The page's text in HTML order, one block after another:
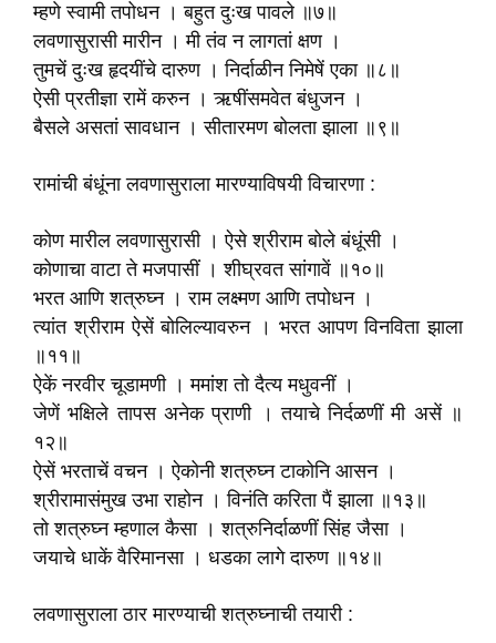
म्हणे स्वामी तपोधन । बहुत दुःख पावले ॥७॥
लवणासुरासी मारीन । मी तंव न लागतां क्षण ।
तुमचें दुःख हृदयींचे दारुण । निर्दाळीन निमेषें एका ॥८॥
ऐसी प्रतीज्ञा रामें करुन । ऋषींसमवेत बंधुजन ।
बैसले असतां सावधान । सीतारमण बोलता झाला ॥९॥
रामांची बंधूंना लवणासुराला मारण्याविषयी विचारणा :
कोण मारील लवणासुरासी । ऐसे श्रीराम बोले बंधूंसी ।
कोणाचा वाटा ते मजपासीं । शीघ्रवत सांगावें ॥१०॥
भरत आणि शत्रुघ्न । राम लक्ष्मण आणि तपोधन ।
त्यांत श्रीराम ऐसें बोलिल्यावरुन । भरत आपण विनविता झाला
॥११॥
ऐकें नरवीर चूडामणी । ममांश तो दैत्य मधुवनीं ।
जेणें भक्षिले तापस अनेक प्राणी । तयाचे निर्दळणीं मी असें ॥
१२॥
ऐसें भरताचें वचन । ऐकोनी शत्रुघ्न टाकोनि आसन ।
श्रीरामासंमुख उभा राहोन । विनंति करिता पैं झाला ॥१३॥
तो शत्रुघ्न म्हणाल कैसा । शत्रुनिर्दाळणीं सिंह जैसा ।
जयाचे धाकें वैरिमानसा । धडका लागे दारुण ॥१४॥
लवणासुराला ठार मारण्याची शत्रुघ्नाची तयारी :